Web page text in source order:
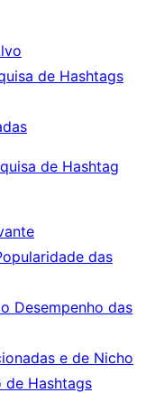
de Hashtags
de Hashtag
das
Desempenho das
e de Nicho
de Hashtags